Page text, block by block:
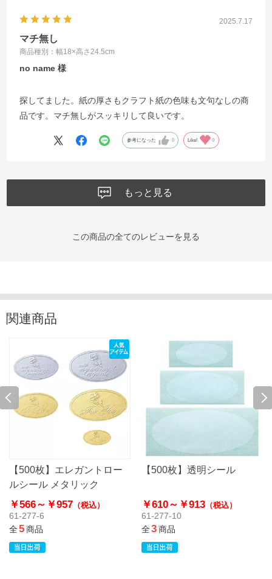
2025.7.17
マチ無し
商品種別：幅18×高さ24.5cm
no name
探してました。紙の厚さもクラフト紙の色味も文句なしの商
品です。マチ無しがスッキリして良いです。
参考になった 0 Like! 0
もっと見る
この商品の全てのレビューを見る
関連商品
【500枚】エレガントロー
ルシール メタリック
￥566～ ￥957 （税込）
61-277-6
全5商品
【500枚】透明シール
￥610～ ￥913 （税込）
61-277-10
全3商品